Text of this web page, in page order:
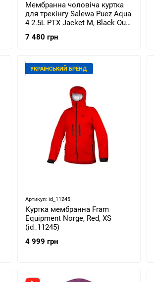
Мембранна чоловіча куртка
для трекінгу Salewa Puez Aqua
4 2.5L PTX Jacket M, Black Out,
7 480 грн
УКРАЇНСЬКИЙ БРЕНД
Артикул: id_11245
Куртка мембранна Fram
Equipment Norge, Red, XS
(id_11245)
4 999 грн